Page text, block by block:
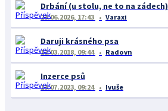
Drbání (u stolu, ne to na zádech)
23.06.2026, 17:43 Varaxi
Daruji krásného psa
12.03.2018, 09:44 Radovn
Inzerce psů
13.07.2023, 09:24 Ivuše